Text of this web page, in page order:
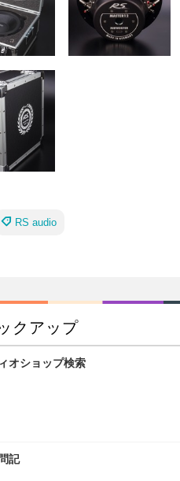
RS audio
クアップ
オショップ検索
記